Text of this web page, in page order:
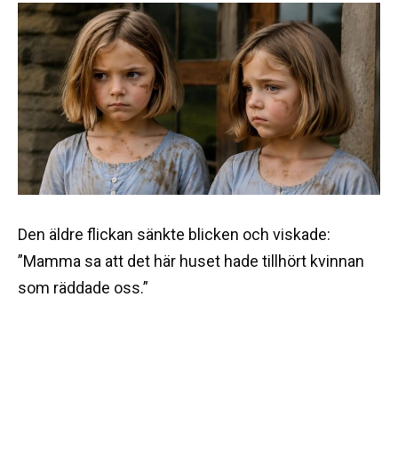
Den äldre flickan sänkte blicken och viskade:
”Mamma sa att det här huset hade tillhört kvinnan
som räddade oss.”